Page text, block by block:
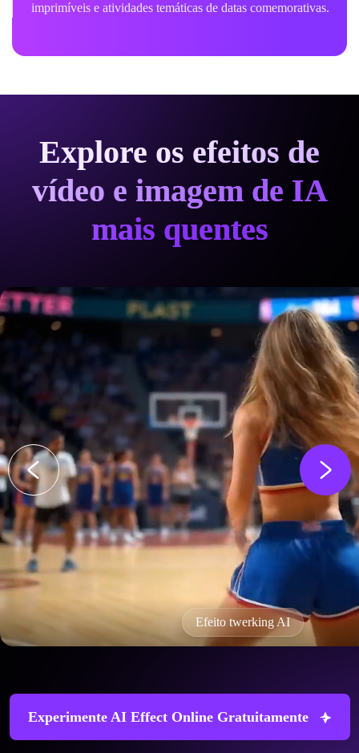
imprimíveis e atividades temáticas de datas comemorativas.
Explore os efeitos de
vídeo e imagem de IA
mais quentes
Efeito twerking AI
Experimente AI Effect Online Gratuitamente